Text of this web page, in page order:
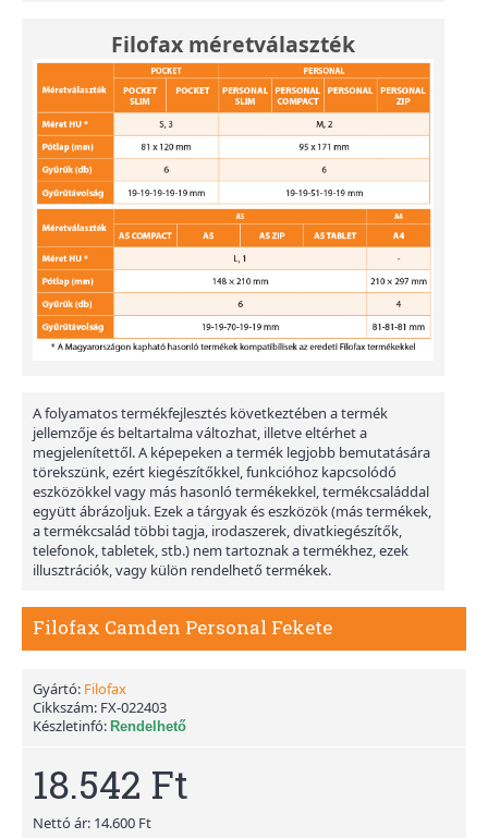
Filofax méretválaszték
A folyamatos termékfejlesztés következtében a termék
jellemzője és beltartalma változhat, illetve eltérhet a
megjelenítettől. A képepeken a termék legjobb bemutatására
törekszünk, ezért kiegészítőkkel, funkcióhoz kapcsolódó
eszközökkel vagy más hasonló termékekkel, termékcsaláddal
együtt ábrázoljuk. Ezek a tárgyak és eszközök (más termékek,
a termékcsalád többi tagja, irodaszerek, divatkiegészítők,
telefonok, tabletek, stb.) nem tartoznak a termékhez, ezek
illusztrációk, vagy külön rendelhető termékek.
Filofax Camden Personal Fekete
Gyártó: Filofax
Cikkszám: FX-022403
Készletinfó: Rendelhető
18.542 Ft
Nettó ár: 14.600 Ft